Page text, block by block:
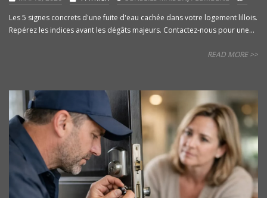
Les 5 signes concrets d'une fuite d'eau cachée dans votre logement lillois.
Repérez les indices avant les dégâts majeurs. Contactez-nous pour une...
READ MORE >>